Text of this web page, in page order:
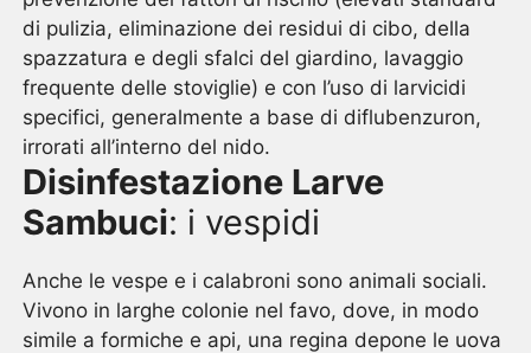
di pulizia, eliminazione dei residui di cibo, della
spazzatura e degli sfalci del giardino, lavaggio
frequente delle stoviglie) e con l’uso di larvicidi
specifici, generalmente a base di diflubenzuron,
irrorati all’interno del nido.
Disinfestazione Larve
Sambuci: i vespidi
Anche le vespe e i calabroni sono animali sociali.
Vivono in larghe colonie nel favo, dove, in modo
simile a formiche e api, una regina depone le uova